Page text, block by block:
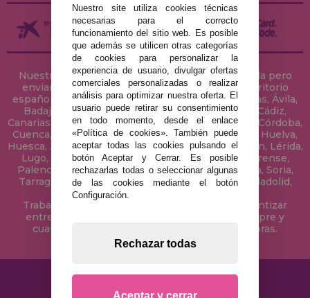
Nuestra tienda de puzzles está ubicada en Sevilla pero
enviamos tus puzzles a cualquier ciudad del territorio
español: Álava, Albacete, Alicante, Almería, Asturias, Ávila,
Badajoz, Baleares, Barcelona, Burgos, Cáceres, Cádiz,
Canarias, Cantabria, Castellón, Ceuta, Ciudad Real, Córdoba,
Cuenca, Gerona, Granada, Guadalajara, Guipúzcoa, Huelva,
Huesca, Jaén, La Coruña, La Rioja, Las Palmas, Leon, Lérida,
Lugo, Madrid, Málaga, Melilla, Murcia, Navarra, Orense,
Palencia, Pontevedra, Salamanca, Segovia, Sevilla, Soria,
Tarragona, Tenerife, Teruel, Toledo, Valencia, Valladolid,
Vizcaya, Zamora y Zaragoza.
Trabajamos con Stocks permanentes para garantizar
entregas rápidas en territorio peninsular, siempre y
cuando el pedido se realice antes de las 18 horas.
Nuestro site utiliza cookies técnicas
necesarias para el correcto
funcionamiento del sitio web. Es posible
que además se utilicen otras categorías
de cookies para personalizar la
experiencia de usuario, divulgar ofertas
comerciales personalizadas o realizar
análisis para optimizar nuestra oferta. El
usuario puede retirar su consentimiento
en todo momento, desde el enlace
«Política de cookies». También puede
aceptar todas las cookies pulsando el
botón Aceptar y Cerrar. Es posible
rechazarlas todas o seleccionar algunas
de las cookies mediante el botón
Configuración.
Rechazar todas
Aceptar y cerrar